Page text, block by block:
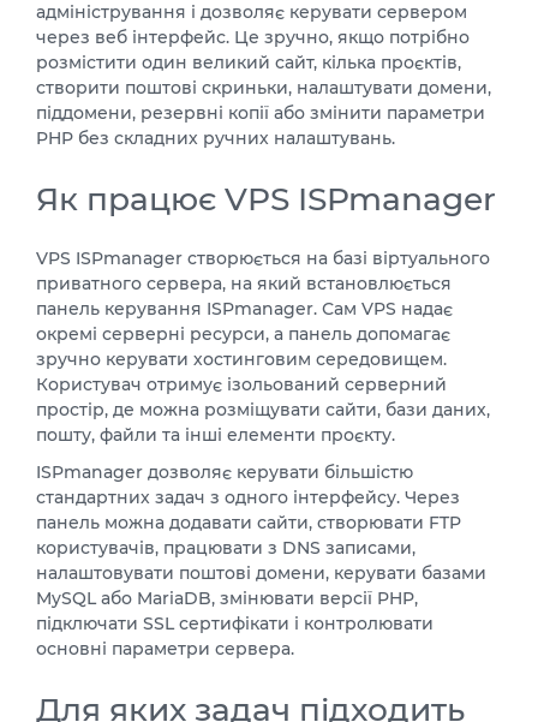
адміністрування і дозволяє керувати сервером
через веб інтерфейс. Це зручно, якщо потрібно
розмістити один великий сайт, кілька проєктів,
створити поштові скриньки, налаштувати домени,
піддомени, резервні копії або змінити параметри
PHP без складних ручних налаштувань.
Як працює VPS ISPmanager
VPS ISPmanager створюється на базі віртуального
приватного сервера, на який встановлюється
панель керування ISPmanager. Сам VPS надає
окремі серверні ресурси, а панель допомагає
зручно керувати хостинговим середовищем.
Користувач отримує ізольований серверний
простір, де можна розміщувати сайти, бази даних,
пошту, файли та інші елементи проєкту.
ISPmanager дозволяє керувати більшістю
стандартних задач з одного інтерфейсу. Через
панель можна додавати сайти, створювати FTP
користувачів, працювати з DNS записами,
налаштовувати поштові домени, керувати базами
MySQL або MariaDB, змінювати версії PHP,
підключати SSL сертифікати і контролювати
основні параметри сервера.
Для яких задач підходить